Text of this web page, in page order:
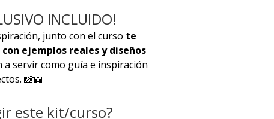
INCLUIDO!
junto con el curso te
con ejemplos reales y diseños
a servir como guía e inspiración
📸📖
este kit/curso?